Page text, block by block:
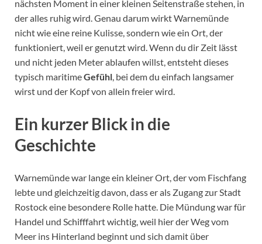
nächsten Moment in einer kleinen Seitenstraße stehen, in
der alles ruhig wird. Genau darum wirkt Warnemünde
nicht wie eine reine Kulisse, sondern wie ein Ort, der
funktioniert, weil er genutzt wird. Wenn du dir Zeit lässt
und nicht jeden Meter ablaufen willst, entsteht dieses
typisch maritimeGefühl, bei dem du einfach langsamer
wirst und der Kopf von allein freier wird.
Ein kurzer Blick in die
Geschichte
Warnemünde war lange ein kleiner Ort, der vom Fischfang
lebte und gleichzeitig davon, dass er als Zugang zur Stadt
Rostock eine besondere Rolle hatte. Die Mündung war für
Handel und Schifffahrt wichtig, weil hier der Weg vom
Meer ins Hinterland beginnt und sich damit über